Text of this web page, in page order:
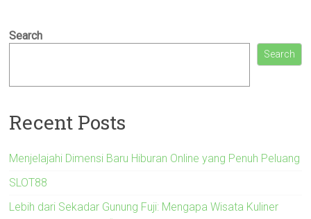
Search
Search
Recent Posts
Menjelajahi Dimensi Baru Hiburan Online yang Penuh Peluang
SLOT88
Lebih dari Sekadar Gunung Fuji: Mengapa Wisata Kuliner